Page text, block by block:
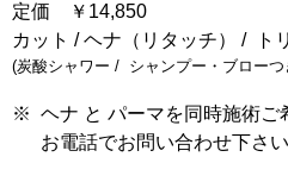
定価 ￥14,850
カット / ヘナ（リタッチ） / ト
(炭酸シャワー / シャンプー・ブローつ
※ ヘナ と パーマを同時施術ご
お電話でお問い合わせ下さい